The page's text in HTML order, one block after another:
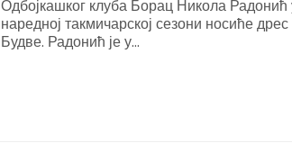
Одбојкашког клуба Борац Никола Радонић
наредној такмичарској сезони носиће дрес
Будве. Радонић је у...